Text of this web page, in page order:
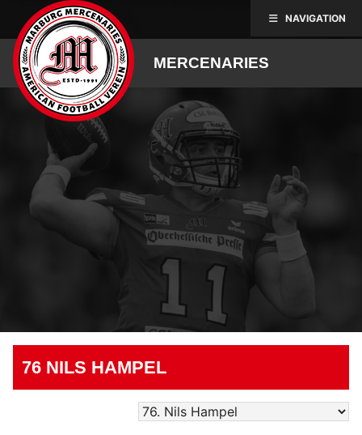
content
MERCENARIES
76 NILS HAMPEL
NAVIGATION